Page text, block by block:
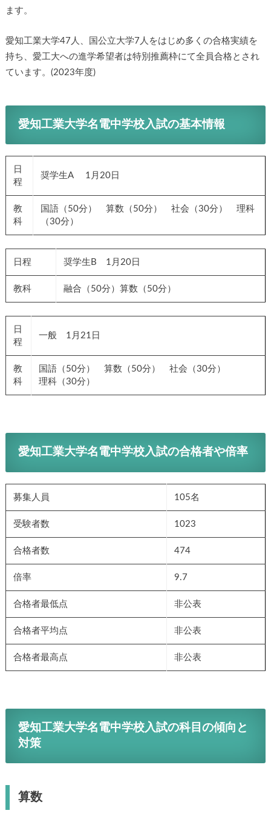
ます。
愛知工業大学47人、国公立大学7人をはじめ多くの合格実績を
持ち、愛工大への進学希望者は特別推薦枠にて全員合格とされ
ています。(2023年度)
愛知工業大学名電中学校入試の基本情報
日
程
奨学生A 1月20日
教
科
国語（50分） 算数（50分） 社会（30分） 理科
（30分）
日程 奨学生B 1月20日
教科 融合（50分）算数（50分）
日
程
一般 1月21日
教
科
国語（50分） 算数（50分） 社会（30分）
理科（30分）
愛知工業大学名電中学校入試の合格者や倍率
募集人員 105名
受験者数 1023
合格者数 474
倍率 9.7
合格者最低点 非公表
合格者平均点 非公表
合格者最高点 非公表
愛知工業大学名電中学校入試の科目の傾向と
対策
算数